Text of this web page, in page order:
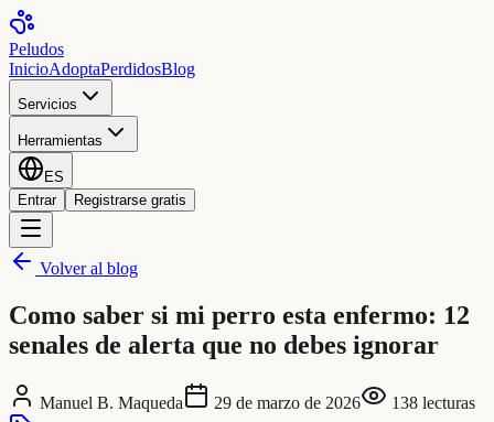
Peludos
InicioAdoptaPerdidosBlog
Servicios
Herramientas
ES
Entrar
Registrarse gratis
Volver al blog
Como saber si mi perro esta enfermo: 12
senales de alerta que no debes ignorar
Manuel B. Maqueda 29 de marzo de 2026 138 lecturas